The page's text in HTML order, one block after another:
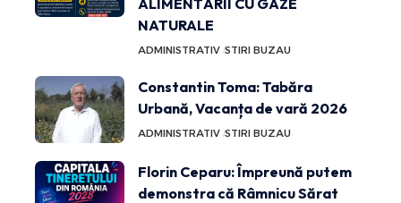
ALIMENTĂRII CU GAZE
NATURALE
ADMINISTRATIV STIRI BUZAU
Constantin Toma: Tabăra
Urbană, Vacanța de vară 2026
ADMINISTRATIV STIRI BUZAU
Florin Ceparu: Împreună putem
demonstra că Râmnicu Sărat